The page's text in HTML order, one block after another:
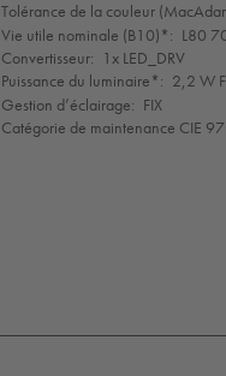
Tolérance de la couleur
Vie utile nominale (B10)*: L80
Convertisseur: 1x LED_DRV
Puissance du luminaire*: 2,2 W
Gestion d’éclairage: FIX
Catégorie de maintenance CIE